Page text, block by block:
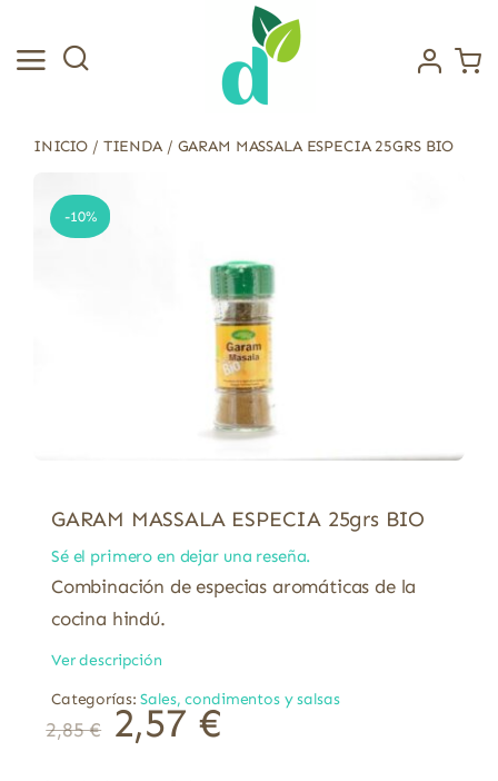
contenido
INICIO / TIENDA/ GARAM MASSALA ESPECIA 25GRS BIO
-10%
GARAM MASSALA ESPECIA 25grs BIO
Sé el primero en dejar una reseña.
Combinación de especias aromáticas de la
cocina hindú.
Ver descripción
Categorías:Sales, condimentos y salsas
2,85€ 2,57 €